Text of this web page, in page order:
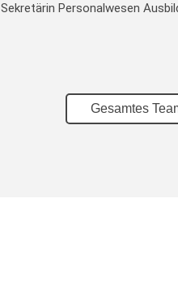
Sekretärin Personalwesen
Gesamtes